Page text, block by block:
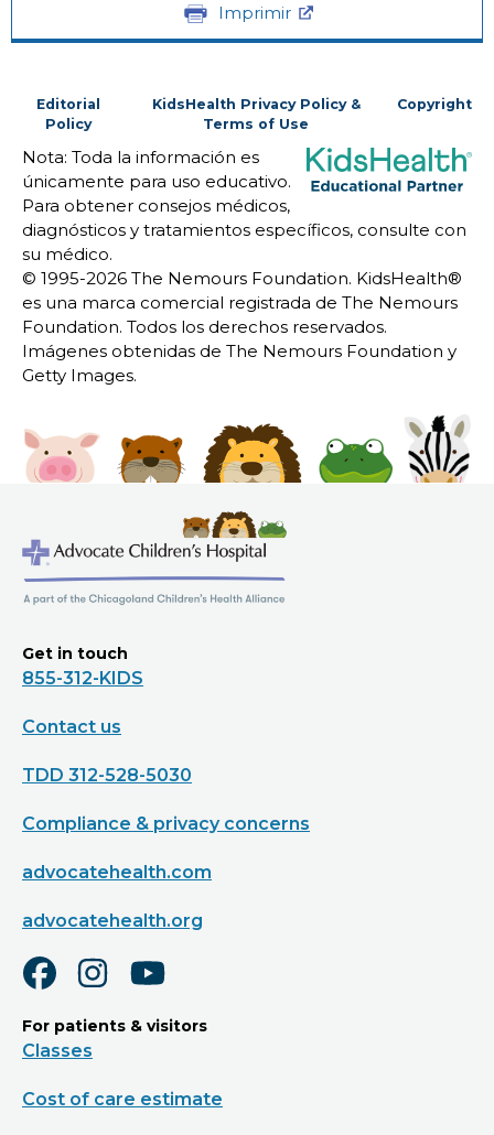
Imprimir
Editorial
Policy
KidsHealth Privacy Policy &
Terms of Use
Copyright
Nota: Toda la información es
únicamente para uso educativo.
Para obtener consejos médicos,
diagnósticos y tratamientos específicos, consulte con
su médico.
© 1995-2026 The Nemours Foundation. KidsHealth®
es una marca comercial registrada de The Nemours
Foundation. Todos los derechos reservados.
Imágenes obtenidas de The Nemours Foundation y
Getty Images.
Get in touch
855-312-KIDS
Contact us
TDD 312-528-5030
Compliance & privacy concerns
advocatehealth.com
advocatehealth.org
For patients & visitors
Classes
Cost of care estimate